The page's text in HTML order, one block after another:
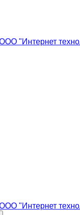
"Интернет
"Интернет